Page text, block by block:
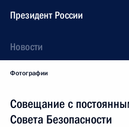
Президент России
Новости
Фотографии
Совещание с
Совета Безопасности